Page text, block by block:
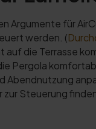
Argumente für
werden. (
auf die Terrasse
Pergola
Abendnutzung
Steuerung